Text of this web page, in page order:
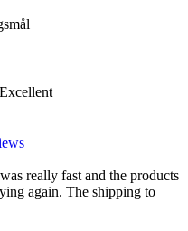
really fast and the products
again. The shipping to